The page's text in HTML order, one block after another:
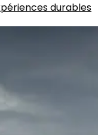
durables